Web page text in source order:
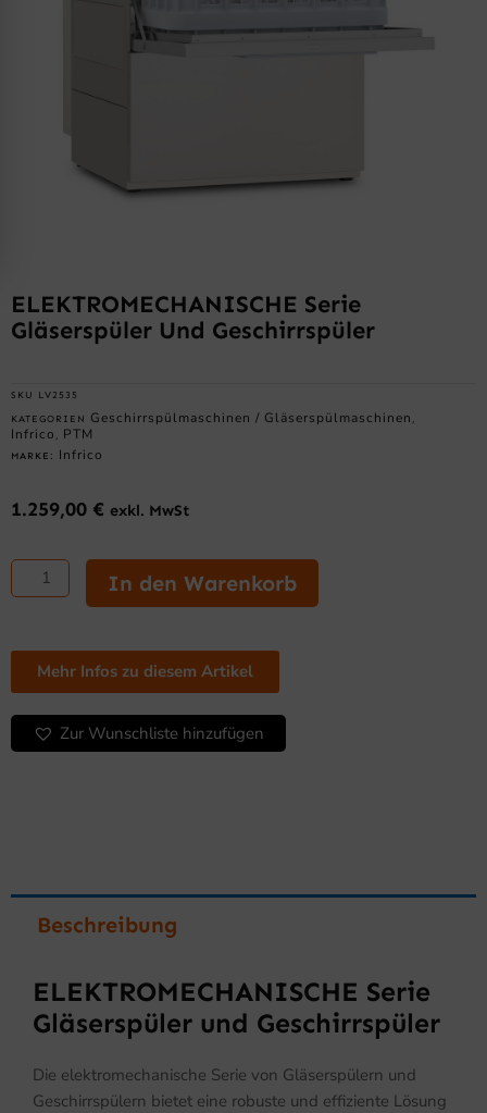
ELEKTROMECHANISCHE Serie
Gläserspüler Und Geschirrspüler
SKU LV2535
KATEGORIEN Geschirrspülmaschinen / Gläserspülmaschinen ,
Infrico , PTM
MARKE: Infrico
1.259,00 € exkl. MwSt
ELEKTROMECHANISCHE
Serie
Gläserspüler
Geschirrspüler
Menge
In den Warenkorb
Mehr Infos zu diesem Artikel
Zur Wunschliste hinzufügen
Beschreibung
ELEKTROMECHANISCHE Serie
Gläserspüler und Geschirrspüler
Die elektromechanische Serie von Gläserspülern und
Geschirrspülern bietet eine robuste und effiziente Lösung